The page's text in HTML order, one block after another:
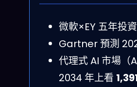
微軟×EY 五年投
Gartner 預測
代理式 AI 市場（
2034 年上看